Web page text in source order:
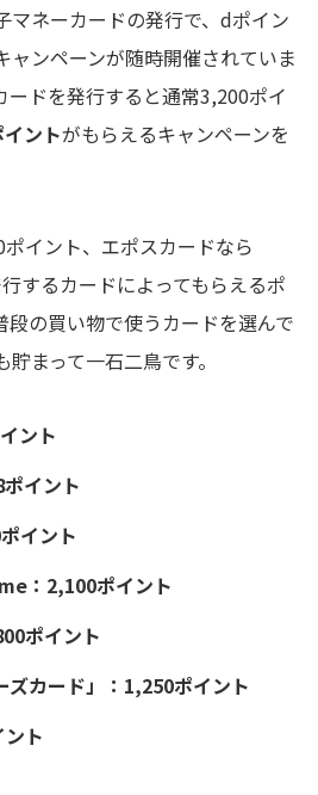
マネーカードの発行で、dポイン
ャンペーンが随時開催されていま
ードを発行すると通常3,200ポイ
ントがもらえるキャンペーンを
イント、エポスカードなら
するカードによってもらえるポ
段の買い物で使うカードを選んで
まって一石二鳥です。
ント
イント
イント
：2,100ポイント
ポイント
ズカード」：1,250ポイント
ト